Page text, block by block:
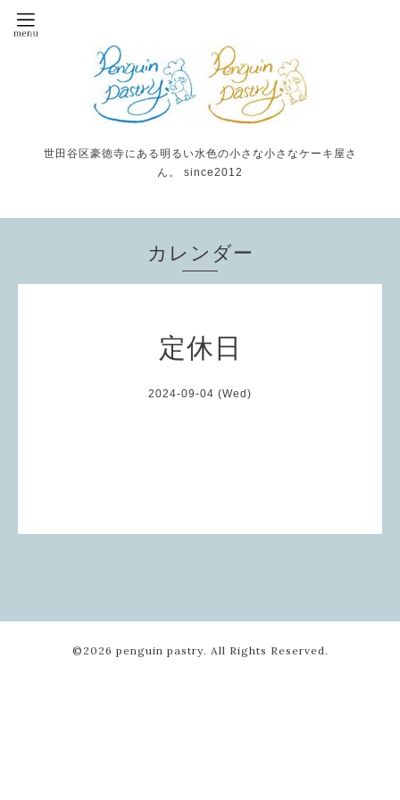
世田谷区豪徳寺にある明るい水色の小さな小さなケーキ屋さ
ん。 since2012
カレンダー
定休日
2024-09-04 (Wed)
©2026 penguin pastry. All Rights Reserved.